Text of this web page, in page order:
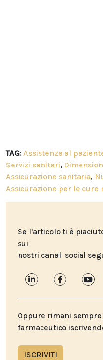
TAG: Assistenza al
Servizi sanitari,
Assicurazione sanitaria,
Assicurazione per le cure
Se l'articolo ti è
sui
nostri canali social
Oppure rimani
farmaceutico
ISCRIVITI